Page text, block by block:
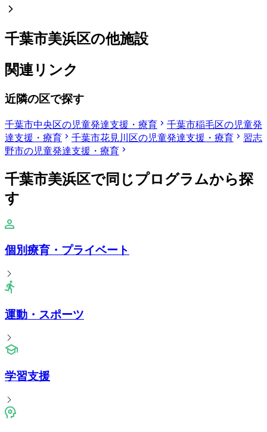
千葉市美浜区の他施設
関連リンク
近隣の区で探す
千葉市中央区の児童発達支援・療育
千葉市稲毛区の児童発
達支援・療育
千葉市花見川区の児童発達支援・療育
習志
野市の児童発達支援・療育
千葉市美浜区で同じプログラムから探
す
個別療育・プライベート
運動・スポーツ
学習支援